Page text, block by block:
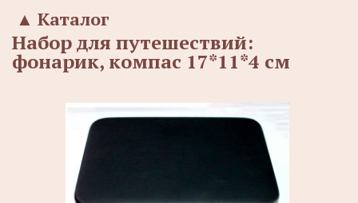
Каталог
▲
Набор для путешествий:
фонарик, компас 17*11*4 см